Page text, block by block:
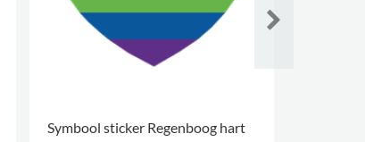
Symbool sticker Regenboog hart